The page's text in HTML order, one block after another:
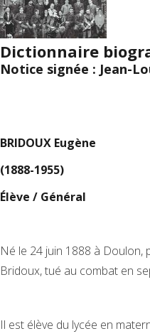
Dictionnaire
Notice signée : Jean-
BRIDOUX Eugène
(1888-1955)
Élève / Général
Né le 24 juin 1888 à Doulon,
Bridoux, tué au combat en
Il est élève du lycée en